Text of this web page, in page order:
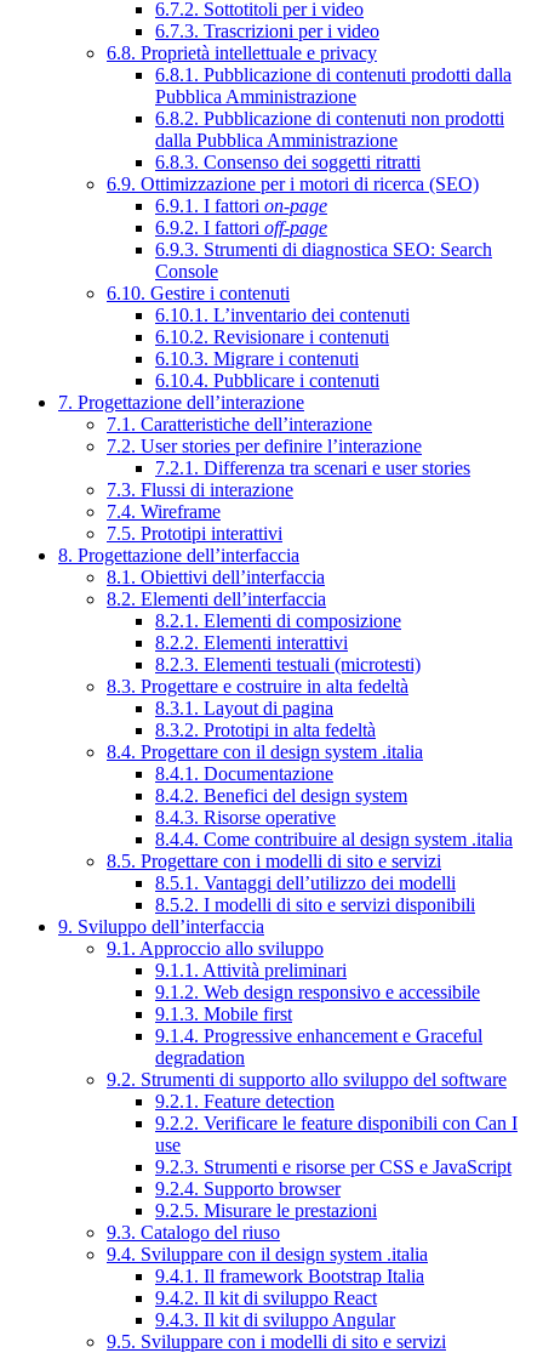
6.7.2. Sottotitoli per i video
6.7.3. Trascrizioni per i video
6.8. Proprietà intellettuale e privacy
6.8.1. Pubblicazione di contenuti prodotti dalla
Pubblica Amministrazione
6.8.2. Pubblicazione di contenuti non prodotti
dalla Pubblica Amministrazione
6.8.3. Consenso dei soggetti ritratti
6.9. Ottimizzazione per i motori di ricerca (SEO)
6.9.1. I fattori on-page
6.9.2. I fattori off-page
6.9.3. Strumenti di diagnostica SEO: Search
Console
6.10. Gestire i contenuti
6.10.1. L’inventario dei contenuti
6.10.2. Revisionare i contenuti
6.10.3. Migrare i contenuti
6.10.4. Pubblicare i contenuti
7. Progettazione dell’interazione
7.1. Caratteristiche dell’interazione
7.2. User stories per definire l’interazione
7.2.1. Differenza tra scenari e user stories
7.3. Flussi di interazione
7.4. Wireframe
7.5. Prototipi interattivi
8. Progettazione dell’interfaccia
8.1. Obiettivi dell’interfaccia
8.2. Elementi dell’interfaccia
8.2.1. Elementi di composizione
8.2.2. Elementi interattivi
8.2.3. Elementi testuali (microtesti)
8.3. Progettare e costruire in alta fedeltà
8.3.1. Layout di pagina
8.3.2. Prototipi in alta fedeltà
8.4. Progettare con il design system .italia
8.4.1. Documentazione
8.4.2. Benefici del design system
8.4.3. Risorse operative
8.4.4. Come contribuire al design system .italia
8.5. Progettare con i modelli di sito e servizi
8.5.1. Vantaggi dell’utilizzo dei modelli
8.5.2. I modelli di sito e servizi disponibili
9. Sviluppo dell’interfaccia
9.1. Approccio allo sviluppo
9.1.1. Attività preliminari
9.1.2. Web design responsivo e accessibile
9.1.3. Mobile first
9.1.4. Progressive enhancement e Graceful
degradation
9.2. Strumenti di supporto allo sviluppo del software
9.2.1. Feature detection
9.2.2. Verificare le feature disponibili con Can I
use
9.2.3. Strumenti e risorse per CSS e JavaScript
9.2.4. Supporto browser
9.2.5. Misurare le prestazioni
9.3. Catalogo del riuso
9.4. Sviluppare con il design system .italia
9.4.1. Il framework Bootstrap Italia
9.4.2. Il kit di sviluppo React
9.4.3. Il kit di sviluppo Angular
9.5. Sviluppare con i modelli di sito e servizi